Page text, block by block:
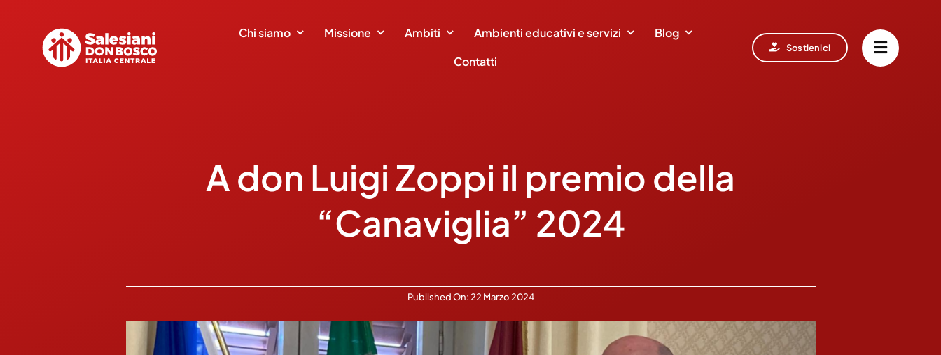
contenuto
Chi siamo Missione Ambiti Ambienti educativi e servizi
Blog
Contatti
Sostienici
A don Luigi Zoppi il premio della
“Canaviglia” 2024
Published On: 22 Marzo 2024